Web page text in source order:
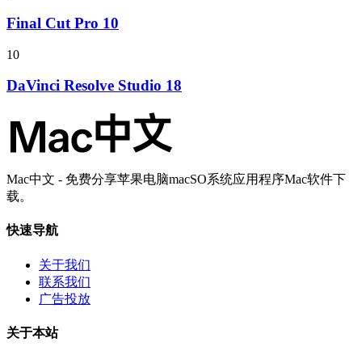
Final Cut Pro 10
10
DaVinci Resolve Studio 18
Mac中文 - 免费分享苹果电脑macSO系统应用程序Mac软件下
载。
快速导航
关于我们
联系我们
广告投放
关于本站